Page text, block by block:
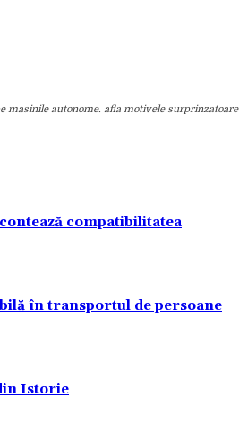
masinile autonome. afla motivele surprinzatoare
compatibilitatea
în transportul de persoane
Istorie